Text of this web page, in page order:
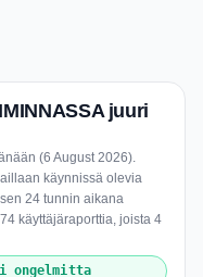
juuri
(6 August 2026).
käynnissä olevia
24 tunnin aikana
käyttäjäraporttia, joista 4
ongelmitta